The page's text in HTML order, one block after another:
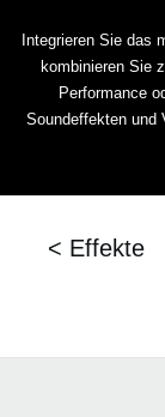
Integrieren Sie das
kombinieren Sie
Performance
Soundeffekten und
< Effekte